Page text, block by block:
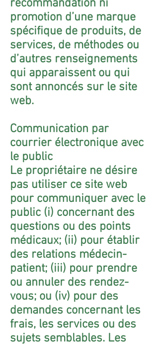
recommandation ni
promotion d’une marque
spécifique de produits, de
services, de méthodes ou
d’autres renseignements
qui apparaissent ou qui
sont annoncés sur le site
web.
Communication par
courrier électronique avec
le public
Le propriétaire ne désire
pas utiliser ce site web
pour communiquer avec le
public (i) concernant des
questions ou des points
médicaux; (ii) pour établir
des relations médecin-
patient; (iii) pour prendre
ou annuler des rendez-
vous; ou (iv) pour des
demandes concernant les
frais, les services ou des
sujets semblables. Les